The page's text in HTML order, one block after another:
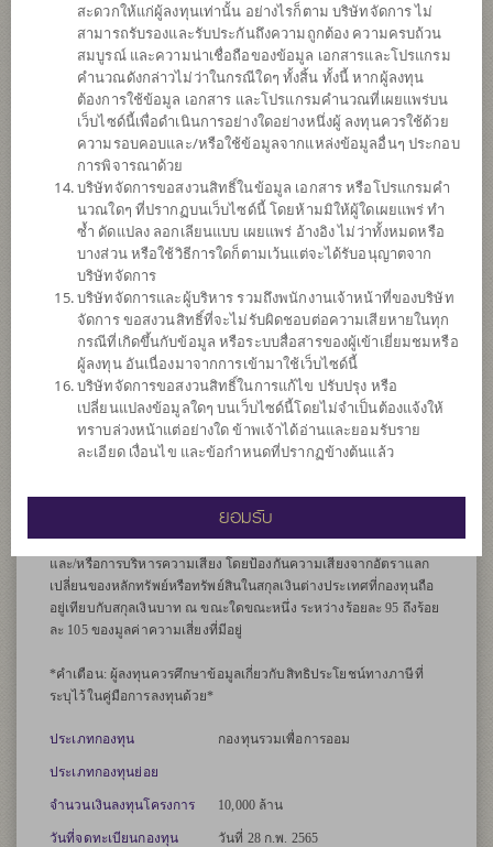
ปฏิทิน วันหยุด
ประวัติการจ่ายเงินปันผล
นโยบาย
เน้นลงทุนในหน่วยลงทุนของกองทุนรวมต่างประเทศอย่างน้อย 2
กองทุน เช่น หน่วย CIS หน่วยของกองทุนอีทีเอฟ (ETF) เป็นต้น ที่มีนโย
บายเน้นลงทุนในหลักทรัพย์และ/หรือตราสารทุนของบริษัทที่ดำเนิน
ธุรกิจที่เกี่ยวข้องกับรถยนต์ไฟฟ้า ส่วนประกอบของรถยนต์ไฟฟ้า
(electric vehicles and/or their components) เทคโนโลยีการจัดเก็บ
พลังงาน (energy storage technologies) เทคโนโลยีการขับขี่ (driving
technologies) การผลิตลิเทียม โคบอลต์ และ/หรือทองแดง (lithium
cobalt and/or copper production) แบตเตอรี่ลิเทียมไอออน/แบตเตอรี่กรด
ตะกั่ว (lithium-ion/lead acid batteries) การผลิตเซลล์เชื้อเพลิงไฮโดรเจน
(hydrogen fuel cell manufacturing) ธุรกิจโครงสร้างพื้นฐานด้านไฟฟ้า
(electric infrastructure businesses) และ/หรือเทคโนโลยีใหม่อื่นๆ ที่คาด
ว่าจะเปลี่ยนแปลงการเดินทางและการขนส่งในอนาคต
กองทุนอาจลงทุนในหน่วยลงทุนของกองทุนรวม หรือกองทุนรวม
อสังหาริมทรัพย์ (กอง1) หรือทรัสต์เพื่อการลงทุนในอสังหาริมทรัพย์
จัดการของบริษัทจัดการในสัดส่วนไม่เกิน 20% ของ NAV
กองทุนอาจลงทุนในสัญญาซื้อขายล่วงหน้า (Derivatives) เพื่อเพิ่ม
ประสิทธิภาพการบริหารการลงทุน (Efficient portfolio management)
และ/หรือการบริหารความเสี่ยง โดยป้องกันความเสี่ยงจากอัตราแลก
เปลี่ยนของหลักทรัพย์หรือทรัพย์สินในสกุลเงินต่างประเทศที่กองทุนถือ
อยู่เทียบกับสกุลเงินบาท ณ ขณะใดขณะหนึ่ง ระหว่างร้อยละ 95 ถึงร้อย
ละ 105 ของมูลค่าความเสี่ยงที่มีอยู่
*คำเตือน: ผู้ลงทุนควรศึกษาข้อมูลเกี่ยวกับสิทธิประโยชน์ทางภาษีที่
ระบุไว้ในคู่มือการลงทุนด้วย*
ประเภทกองทุน กองทุนรวมเพื่อการออม
ประเภทกองทุนย่อย
จำนวนเงินลงทุนโครงการ 10,000 ล้าน
วันที่จดทะเบียนกองทุน วันที่ 28 ก.พ. 2565
สะดวกให้แก่ผู้ลงทุนเท่านั้น อย่างไรก็ตาม บริษัทจัดการ ไม่
สามารถรับรองและรับประกันถึงความถูกต้อง ความครบถ้วน
สมบูรณ์ และความน่าเชื่อถือของข้อมูล เอกสารและโปรแกรม
คำนวณดังกล่าวไม่ว่าในกรณีใดๆ ทั้งสิ้น ทั้งนี้ หากผู้ลงทุน
ต้องการใช้ข้อมูล เอกสาร และโปรแกรมคำนวณที่เผยแพร่บน
เว็บไซด์นี้เพื่อดำเนินการอย่างใดอย่างหนึ่งผู้ ลงทุนควรใช้ด้วย
ความรอบคอบและ/หรือใช้ข้อมูลจากแหล่งข้อมูลอื่นๆ ประกอบ
การพิจารณาด้วย
บริษัทจัดการขอสงวนสิทธิ์ในข้อมูล เอกสาร หรือโปรแกรมคำ
นวณใดๆ ที่ปรากฏบนเว็บไซด์นี้ โดยห้ามมิให้ผู้ใดเผยแพร่ ทำ
ซ้ำ ดัดแปลง ลอกเลียนแบบ เผยแพร่ อ้างอิง ไม่ว่าทั้งหมดหรือ
บางส่วน หรือใช้วิธีการใดก็ตามเว้นแต่จะได้รับอนุญาตจาก
บริษัทจัดการ
บริษัทจัดการและผู้บริหาร รวมถึงพนักงานเจ้าหน้าที่ของบริษัท
จัดการ ขอสงวนสิทธิ์ที่จะไม่รับผิดชอบต่อความเสียหายในทุก
กรณีที่เกิดขึ้นกับข้อมูล หรือระบบสื่อสารของผู้เข้าเยี่ยมชมหรือ
ผู้ลงทุน อันเนื่องมาจากการเข้ามาใช้เว็บไซด์นี้
บริษัทจัดการขอสงวนสิทธิ์ในการแก้ไข ปรับปรุง หรือ
เปลี่ยนแปลงข้อมูลใดๆ บนเว็บไซด์นี้โดยไม่จำเป็นต้องแจ้งให้
ทราบล่วงหน้าแต่อย่างใด ข้าพเจ้าได้อ่านและยอมรับราย
ละเอียด เงื่อนไข และข้อกำหนดที่ปรากฏข้างต้นแล้ว
ยอมรับ